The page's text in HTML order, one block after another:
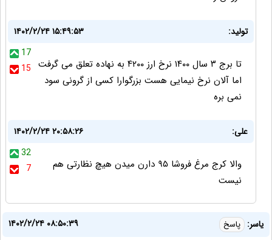
تولید:
۱۴۰۲/۲/۲۴ ۱۵:۴۹:۵۳
17
15 تا برج ۳ سال ۱۴۰۰ نرخ ارز ۴۲۰۰ به نهاده تعلق می گرفت
اما آلان نرخ نیمایی هست بزرگوارا کسی از گرونی سود
نمی بره
علی:
۱۴۰۲/۲/۲۴ ۲۰:۵۸:۲۶
32
7
والا کرج مرغ فروشا ۹۵ دارن میدن هیچ نظارتی هم
نیست
یاسر: پاسخ
۱۴۰۲/۲/۲۴ ۰۸:۵۰:۳۹